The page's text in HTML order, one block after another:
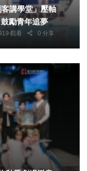
勵青年追夢
觀看 0 分享